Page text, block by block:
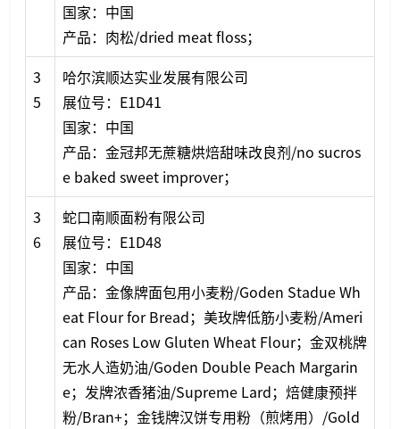
国家：中国
产品：肉松/dried meat floss；
3
5
哈尔滨顺达实业发展有限公司
展位号：E1D41
国家：中国
产品：金冠邦无蔗糖烘焙甜味改良剂/no sucros
e baked sweet improver；
3
6
蛇口南顺面粉有限公司
展位号：E1D48
国家：中国
产品：金像牌面包用小麦粉/Goden Stadue Wh
eat Flour for Bread；美玫牌低筋小麦粉/Ameri
can Roses Low Gluten Wheat Flour；金双桃牌
无水人造奶油/Goden Double Peach Margarin
e；发牌浓香猪油/Supreme Lard；焙健康预拌
粉/Bran+；金钱牌汉饼专用粉（煎烤用）/Gold